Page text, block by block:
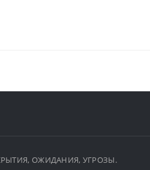
ОЖИДАНИЯ, УГРОЗЫ.